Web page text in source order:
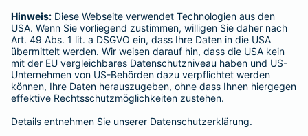
Adresse ändern
Schaden melden
Kilometerstandsmeldung
Serviceübersicht